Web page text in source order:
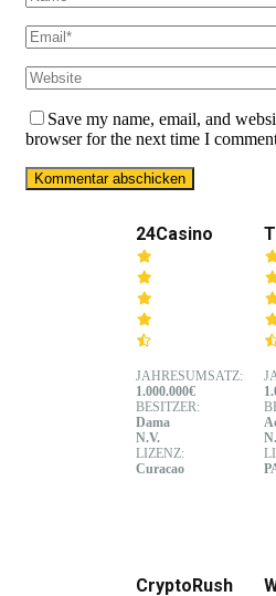
Save my name, email, and
browser for the next time I
24Casino
JAHRESUMSATZ:
1.000.000€
BESITZER:
Dama
N.V.
LIZENZ:
Curacao
CryptoRush